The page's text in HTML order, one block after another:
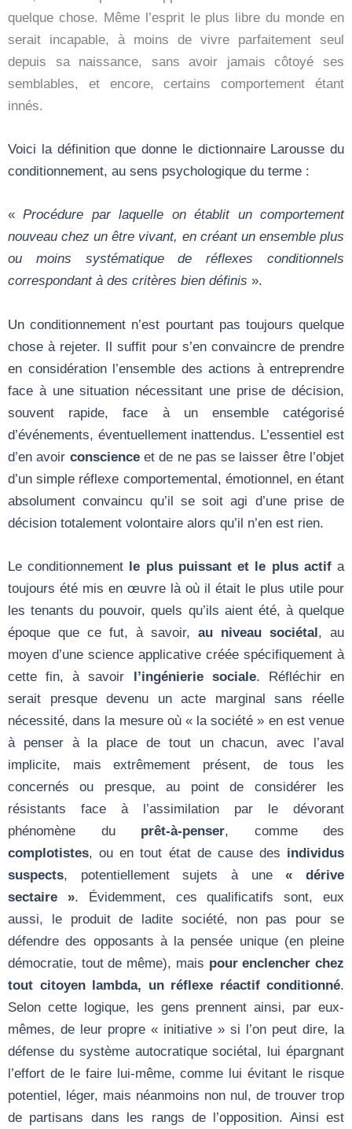
quelque chose. Même l’esprit le plus libre du monde en
serait incapable, à moins de vivre parfaitement seul
depuis sa naissance, sans avoir jamais côtoyé ses
semblables, et encore, certains comportement étant
innés.
Voici la définition que donne le dictionnaire Larousse du
conditionnement, au sens psychologique du terme :
«Procédure par laquelle on établit un comportement
nouveau chez un être vivant, en créant un ensemble plus
ou moins systématique de réflexes conditionnels
correspondant à des critères bien définis ».
Un conditionnement n’est pourtant pas toujours quelque
chose à rejeter. Il suffit pour s’en convaincre de prendre
en considération l’ensemble des actions à entreprendre
face à une situation nécessitant une prise de décision,
souvent rapide, face à un ensemble catégorisé
d’événements, éventuellement inattendus. L’essentiel est
d’en avoir conscienceet de ne pas se laisser être l’objet
d’un simple réflexe comportemental, émotionnel, en étant
absolument convaincu qu’il se soit agi d’une prise de
décision totalement volontaire alors qu’il n’en est rien.
Le conditionnement le plus puissant et le plus actifa
toujours été mis en œuvre là où il était le plus utile pour
les tenants du pouvoir, quels qu’ils aient été, à quelque
époque que ce fut, à savoir, au niveau sociétal, au
moyen d’une science applicative créée spécifiquement à
cette fin, à savoir l’ingénierie sociale. Réfléchir en
serait presque devenu un acte marginal sans réelle
nécessité, dans la mesure où « la société » en est venue
à penser à la place de tout un chacun, avec l’aval
implicite, mais extrêmement présent, de tous les
concernés ou presque, au point de considérer les
résistants face à l’assimilation par le dévorant
phénomène du prêt-à-penser, comme des
complotistes, ou en tout état de cause des individus
suspects, potentiellement sujets à une«dérive
sectaire ». Évidemment, ces qualificatifs sont, eux
aussi, le produit de ladite société, non pas pour se
défendre des opposants à la pensée unique (en pleine
démocratie, tout de même), mais pour enclencher chez
tout citoyen lambda, un réflexe réactif conditionné.
Selon cette logique, les gens prennent ainsi, par eux-
mêmes, de leur propre « initiative » si l’on peut dire, la
défense du système autocratique sociétal, lui épargnant
l’effort de le faire lui-même, comme lui évitant le risque
potentiel, léger, mais néanmoins non nul, de trouver trop
de partisans dans les rangs de l’opposition. Ainsi est